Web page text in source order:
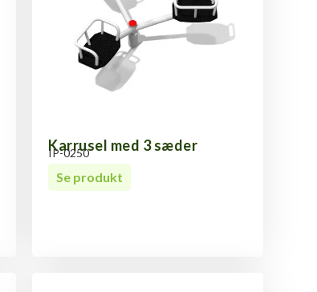
Karrusel med 3 sæder
IP-0250
Se produkt